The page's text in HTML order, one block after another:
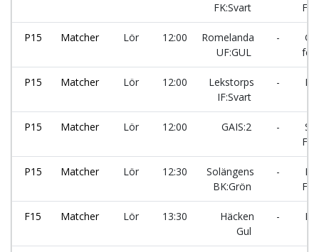
FK:Svart
P15 Matcher Lör 12:00
Romelanda
UF:GUL
-
fc:1
P15 Matcher Lör 12:00
Lekstorps
IF:Svart
-
P15 Matcher Lör 12:00 GAIS:2 -
P15 Matcher Lör 12:30
Solängens
BK:Grön
-
F15 Matcher Lör 13:30
Häcken
Gul
-